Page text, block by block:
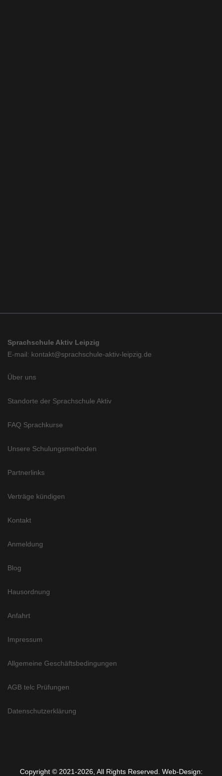
Sprachschule Aktiv Leipzig
E-mail: kontakt@sprachschule-aktiv-leipzig.de
Über uns
Standorte der Sprachschule Aktiv
FAQ Sprachkurse
Unsere Schulungsmethoden
Partnerlinks
Verträge kündigen
Kontakt
Anmeldung
Blog
Hausordnung
Anfahrt
Impressum
Allgemeine Geschäftsbedingungen
AGB telc Prüfungen
Datenschutzerklärung
Copyright © 2021-2026 All Rights Reserved. Web-Design: